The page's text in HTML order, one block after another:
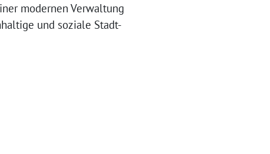
modernen Verwaltung
und soziale Stadt-